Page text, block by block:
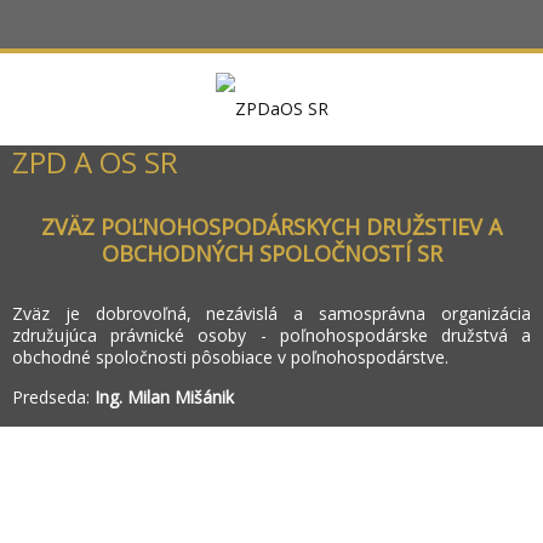
ZPD A OS SR
ZVÄZ POĽNOHOSPODÁRSKYCH DRUŽSTIEV A
OBCHODNÝCH SPOLOČNOSTÍ SR
Zväz je dobrovoľná, nezávislá a samosprávna organizácia
združujúca právnické osoby - poľnohospodárske družstvá a
obchodné spoločnosti pôsobiace v poľnohospodárstve.
Predseda: Ing. Milan Mišánik